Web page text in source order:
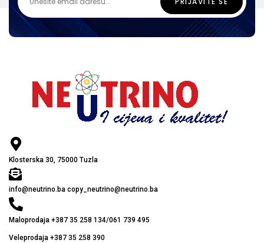
Klosterska 30, 75000 Tuzla
info@neutrino.ba copy_neutrino@neutrino.ba
Maloprodaja +387 35 258 134/061 739 495
Veleprodaja +387 35 258 390